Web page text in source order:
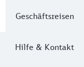
Geschäftsreisen
Hilfe & Kontakt